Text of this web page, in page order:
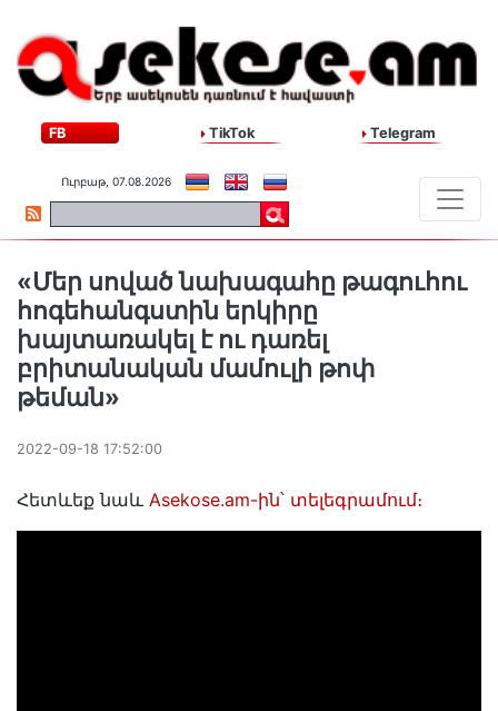
FB TikTok Telegram
Ուրբաթ, 07.08.2026
«Մեր սոված նախագահը թագուհու
հոգեհանգստին երկիրը
խայտառակել է ու դառել
բրիտանական մամուլի թոփ
թեման»
2022-09-18 17:52:00
Հետևեք նաև Asekose.am-ին՝ տելեգրամում։